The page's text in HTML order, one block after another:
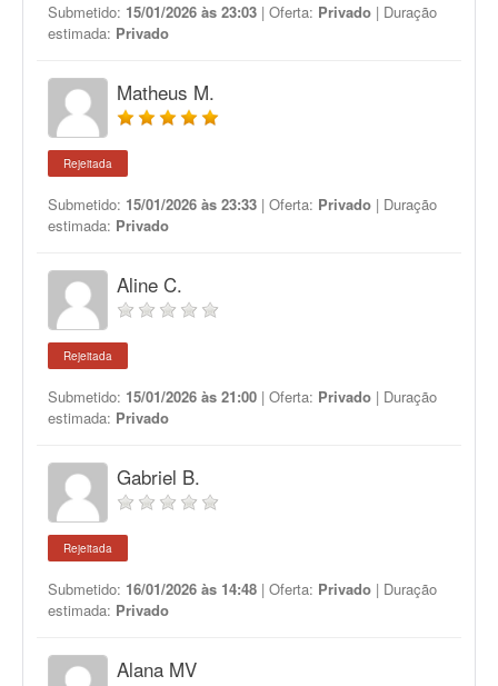
Submetido: 15/01/2026 às 23:03 | Oferta: Privado | Duração
estimada: Privado
Matheus M.
Rejeitada
Submetido: 15/01/2026 às 23:33 | Oferta: Privado | Duração
estimada: Privado
Aline C.
Rejeitada
Submetido: 15/01/2026 às 21:00 | Oferta: Privado | Duração
estimada: Privado
Gabriel B.
Rejeitada
Submetido: 16/01/2026 às 14:48 | Oferta: Privado | Duração
estimada: Privado
Alana MV